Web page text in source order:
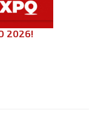
2026!